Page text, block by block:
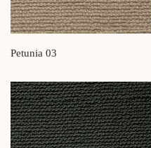
Petunia 03